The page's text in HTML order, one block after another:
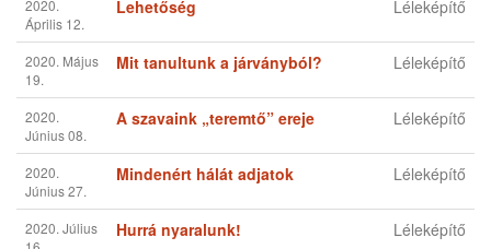
Mihalec Dóra
2020.
Április 12.
Lehetőség Léleképítő